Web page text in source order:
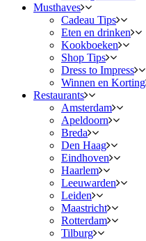
Musthaves
Cadeau Tips
Eten en drinken
Kookboeken
Shop Tips
Dress to Impress
Winnen en Korting
Restaurants
Amsterdam
Apeldoorn
Breda
Den Haag
Eindhoven
Haarlem
Leeuwarden
Leiden
Maastricht
Rotterdam
Tilburg